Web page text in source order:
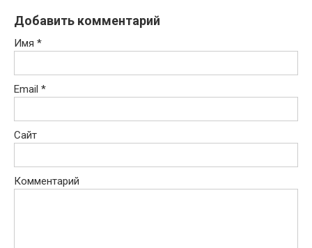
Добавить комментарий
Имя *
Email *
Сайт
Комментарий